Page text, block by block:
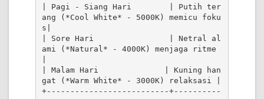
| Pagi - Siang Hari        | Putih ter
ang (*Cool White* - 5000K) memicu foku
s|
| Sore Hari                | Netral al
ami (*Natural* - 4000K) menjaga ritme
| Malam Hari              | Kuning han
gat (*Warm White* - 3000K) relaksasi |
+--------------------------+----------